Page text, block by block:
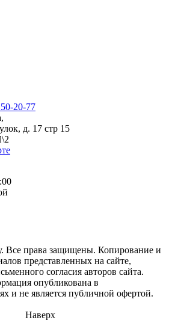
20-77
д. 17 стр 15
Все права защищены. Копирование и
представленных на сайте,
согласия авторов сайта.
опубликована в
и не является публичной офертой.
Наверх